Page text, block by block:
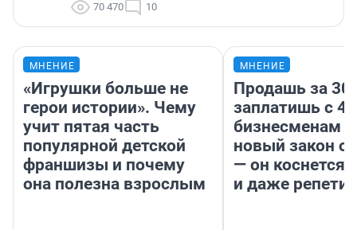
70 470 10
МНЕНИЕ
«Игрушки больше не
герои истории». Чему
учит пятая часть
популярной детской
франшизы и почему
она полезна взрослым
МНЕНИЕ
Продашь за
заплатишь с
бизнесменам
новый закон о
— он коснется
и даже